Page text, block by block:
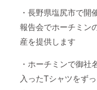
・長野県塩尻市で開
報告会でホーチミン
産を提供します
・ホーチミンで御社
入ったTシャツをず